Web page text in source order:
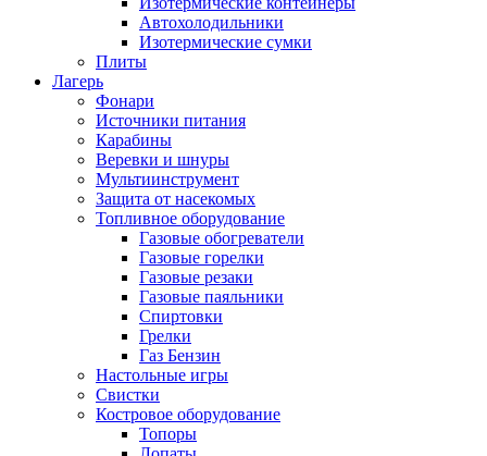
Автохолодильники
Изотермические сумки
Плиты
Лагерь
Фонари
Источники питания
Карабины
Веревки и шнуры
Мультиинструмент
Защита от насекомых
Топливное оборудование
Газовые обогреватели
Газовые горелки
Газовые резаки
Газовые паяльники
Спиртовки
Грелки
Газ Бензин
Настольные игры
Свистки
Костровое оборудование
Топоры